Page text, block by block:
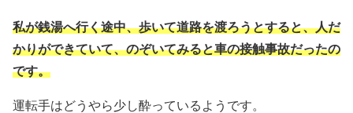
私が銭湯へ行く途中、歩いて道路を渡ろうとすると、人だ
かりができていて、のぞいてみると車の接触事故だったの
です。
運転手はどうやら少し酔っているようです。